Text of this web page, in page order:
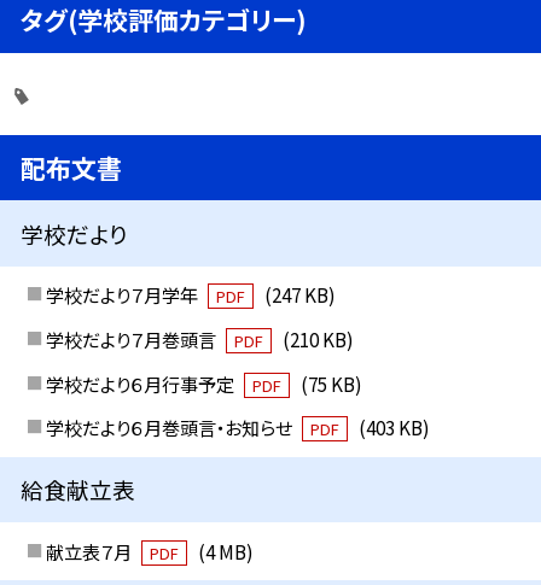
タグ(学校評価カテゴリー)
配布文書
学校だより
学校だより７月学年 PDF
(247 KB)
学校だより７月巻頭言
PDF
(210 KB)
学校だより６月行事予定
PDF
(75 KB)
学校だより６月巻頭言・お知らせ
PDF (403 KB)
給食献立表
献立表７月 PDF (4 MB)